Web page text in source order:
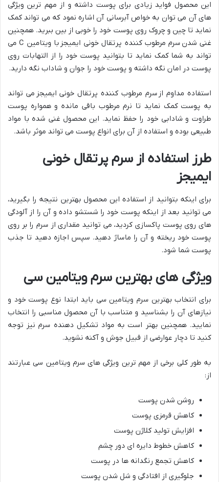
این محصول فواید زیادی برای پوست داشته و از مهم ترین ویژگی
های آن می توان به خواص آبرسانی آن اشاره نمود که می تواند کمک
نماید تا چین و چروک روی پوست خود را خوبی از بین ببرید. همچنین
غنی شدن سرم مرطوب کننده پرتقال خونی ایمیجز با ویتامین C می
تواند به شما کمک نماید تا بتوانید پوست خود را از التهابات روی
پوست در امان نگه داشته و پوست خود را جوان و شاداب نگه دارید.
استفاده مداوم از سرم مرطوب کننده پرتقال خونی ایمیجز می تواند
به پوست کمک نماید تا نرم مرطوب باقی مانده و همواره پوست
طراوت و شادابی خود را حفظ نماید. این محصول غنی شده با مواد
طبیعی بوده و استفاده از آن برای انواع پوست می تواند موثر باشد.
طرز استفاده از سرم پرتقال خونی
ایمیجز
برای اینکه بتوانید از استفاده این محصول بهترین نتیجه را بگیرید،
می توانید بعد از اینکه پوست خود را شستشو داده و آن را از آلودگی
های روی پوست پاکسازی کردید، می توانید مقداری از سرم را بر روی
پوست خود ریخته و آن را ماساژ دهید. سپس اجازه دهید تا جذب
پوست شما شود.
ویژگی های بهترین سرم ویتامین سی
برای انتخاب بهترین سرم ویتامین سی باید ابتدا نوع پوست خود و
نیازهای آن را بشناسید و متناسب با آن محصول مناسبی را انتخاب
نمایید. همچنین بهتر است به مواد تشکیل دهنده سرم نیز توجه
کنید تا دچار عوارضی از قبیل جوش و آکنه نشوید.
به طور کلی برخی از مهم ترین ویژگی های سرم ویتامین سی عبارتند
از:
روشن شدن پوست
کاهش قرمزی پوست
افزایش تولید کلاژن پوست
کاهش خطوط دایره ای دور چشم
کاهش تجمع رنگدانه ها در پوست
جلوگیری از افتادگی و شل شدن پوست